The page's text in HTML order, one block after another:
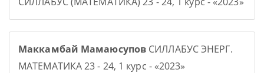
Маккамбай Мамаюсупов СИЛЛАБУС ЭНЕРГ.
МАТЕМАТИКА 23 - 24, 1 курс - «2023»